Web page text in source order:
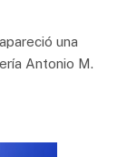
una
Antonio M.